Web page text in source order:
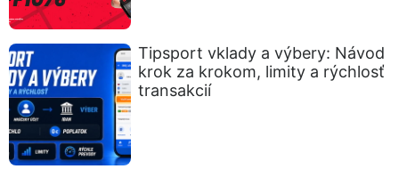
Tipsport vklady a výbery: Návod
krok za krokom, limity a rýchlosť
transakcií